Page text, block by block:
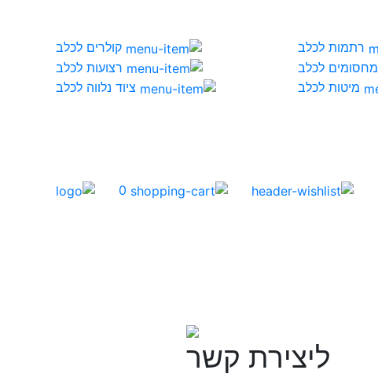
רתמות לכלב
קולרים לכלב
מחסומים לכלב
רצועות לכלב
מיטות לכלב
ציוד נלווה לכלב
0
ליצירת קשר